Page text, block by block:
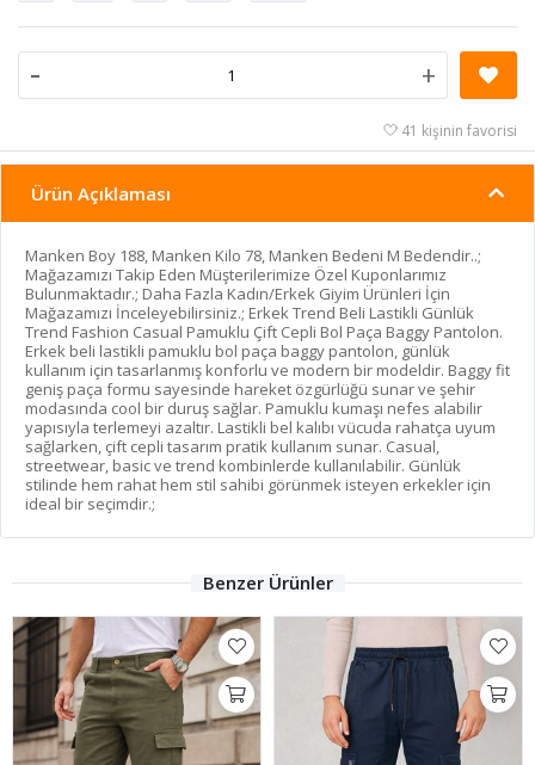
- +
41 kişinin favorisi
Ürün Açıklaması
Manken Boy 188, Manken Kilo 78, Manken Bedeni M Bedendir..;
Mağazamızı Takip Eden Müşterilerimize Özel Kuponlarımız
Bulunmaktadır.; Daha Fazla Kadın/Erkek Giyim Ürünleri İçin
Mağazamızı İnceleyebilirsiniz.; Erkek Trend Beli Lastikli Günlük
Trend Fashion Casual Pamuklu Çift Cepli Bol Paça Baggy Pantolon.
Erkek beli lastikli pamuklu bol paça baggy pantolon, günlük
kullanım için tasarlanmış konforlu ve modern bir modeldir. Baggy fit
geniş paça formu sayesinde hareket özgürlüğü sunar ve şehir
modasında cool bir duruş sağlar. Pamuklu kumaşı nefes alabilir
yapısıyla terlemeyi azaltır. Lastikli bel kalıbı vücuda rahatça uyum
sağlarken, çift cepli tasarım pratik kullanım sunar. Casual,
streetwear, basic ve trend kombinlerde kullanılabilir. Günlük
stilinde hem rahat hem stil sahibi görünmek isteyen erkekler için
ideal bir seçimdir.;
Benzer Ürünler